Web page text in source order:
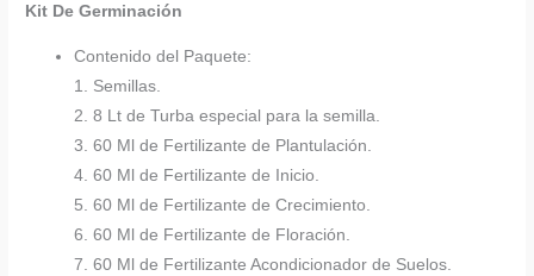
Kit De Germinación
Contenido del Paquete:
1. Semillas.
2. 8 Lt de Turba especial para la semilla.
3. 60 Ml de Fertilizante de Plantulación.
4. 60 Ml de Fertilizante de Inicio.
5. 60 Ml de Fertilizante de Crecimiento.
6. 60 Ml de Fertilizante de Floración.
7. 60 Ml de Fertilizante Acondicionador de Suelos.